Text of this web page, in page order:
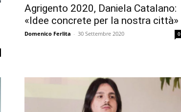
Agrigento 2020, Daniela Catalano:
«Idee concrete per la nostra città»
Domenico Ferlita - 30 Settembre 2020 0